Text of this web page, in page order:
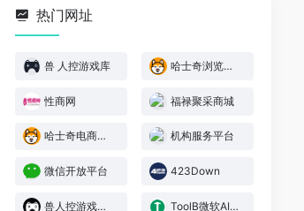
热门网址
兽 人控游戏库 哈士奇浏览器插件官网
性商网 福禄聚采商城
哈士奇电商插件 — 官网下载 机构服务平台
微信开放平台 423Down
兽人控游戏库官网 ToolB微软AI文字转语音